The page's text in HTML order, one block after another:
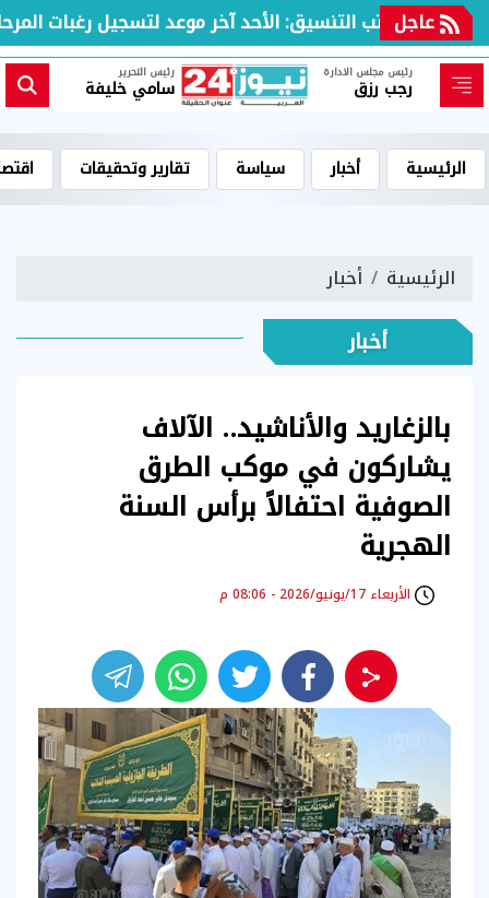
عاجل
مكتب التنسيق: الأحد آخر موعد لتسجيل رغبات
رئيس مجلس الادارة
رجب رزق
رئيس التحرير
سامي خليفة
الرئيسية أخبار سياسة تقارير وتحقيقات
الرئيسية أخبار
أخبار
بالزغاريد والأناشيد.. الآلاف
يشاركون في موكب الطرق
الصوفية احتفالاً برأس السنة
الهجرية
الأربعاء 17/يونيو/2026 - 08:06 م